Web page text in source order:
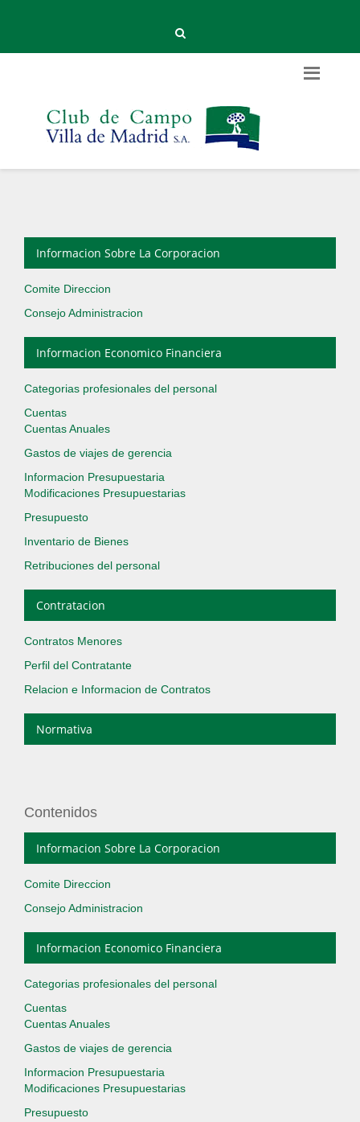
Informacion Sobre La Corporacion
Comite Direccion
Consejo Administracion
Informacion Economico Financiera
Categorias profesionales del personal
Cuentas
Cuentas Anuales
Gastos de viajes de gerencia
Informacion Presupuestaria
Modificaciones Presupuestarias
Presupuesto
Inventario de Bienes
Retribuciones del personal
Contratacion
Contratos Menores
Perfil del Contratante
Relacion e Informacion de Contratos
Normativa
Contenidos
Informacion Sobre La Corporacion
Comite Direccion
Consejo Administracion
Informacion Economico Financiera
Categorias profesionales del personal
Cuentas
Cuentas Anuales
Gastos de viajes de gerencia
Informacion Presupuestaria
Modificaciones Presupuestarias
Presupuesto